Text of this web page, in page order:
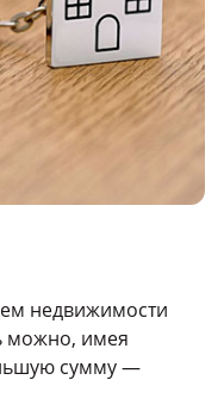
недвижимости
можно, имея
сумму —